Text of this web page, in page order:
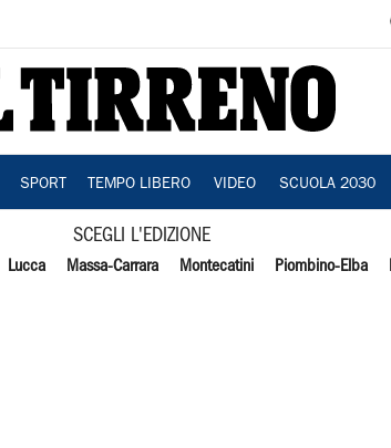
SPORT TEMPO LIBERO VIDEO SCUOLA 2030
SCEGLI L'EDIZIONE
Lucca Massa-Carrara Montecatini Piombino-Elba